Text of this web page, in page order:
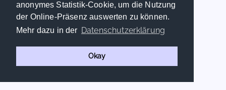
anonymes Statistik-Cookie, um die Nutzung
der Online-Präsenz auswerten zu können.
Mehr dazu in der Datenschutzerklärung
Okay